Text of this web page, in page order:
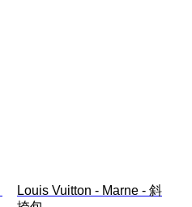
Louis Vuitton - Marne - 斜